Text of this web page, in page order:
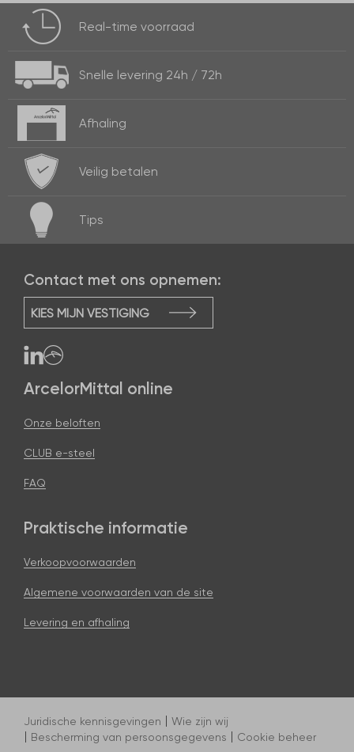
Real-time voorraad
Snelle levering 24h / 72h
Afhaling
Veilig betalen
Tips
ArcelorMittal online
Onze beloften
CLUB e-steel
FAQ
Praktische informatie
Verkoopvoorwaarden
Algemene voorwaarden van de site
Levering en afhaling
Contact met ons opnemen:
KIES MIJN VESTIGING
Juridische kennisgevingen
Wie zijn wij
Bescherming van persoonsgegevens
Cookie beheer